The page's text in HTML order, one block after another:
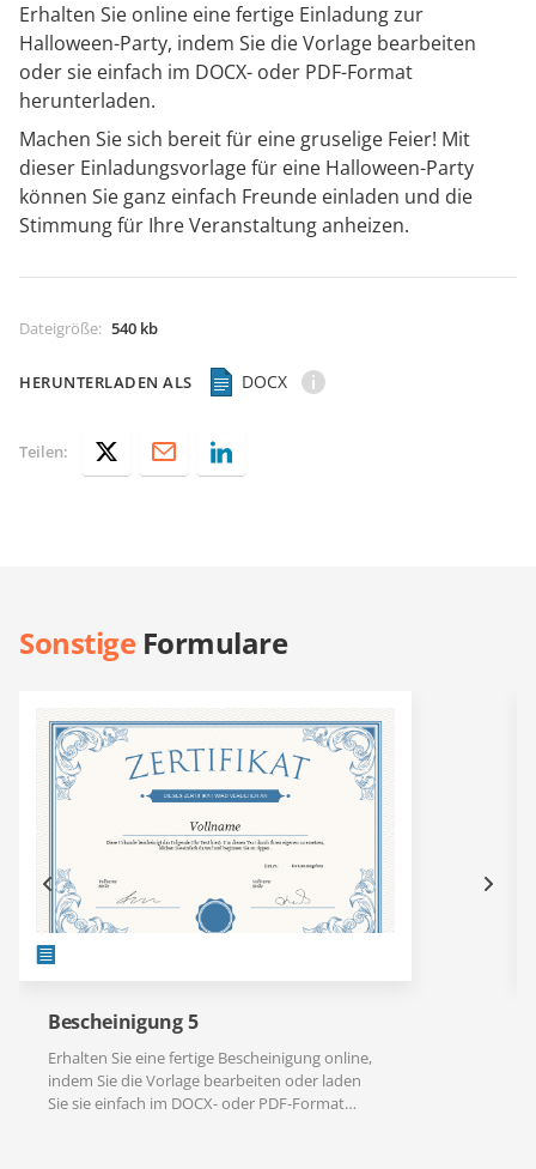
Erhalten Sie online eine fertige Einladung zur
Halloween-Party, indem Sie die Vorlage bearbeiten
oder sie einfach im DOCX- oder PDF-Format
herunterladen.
Machen Sie sich bereit für eine gruselige Feier! Mit
dieser Einladungsvorlage für eine Halloween-Party
können Sie ganz einfach Freunde einladen und die
Stimmung für Ihre Veranstaltung anheizen.
Dateigröße: 540 kb
HERUNTERLADEN ALS DOCX
Teilen:
SonstigeFormulare
Bescheinigung 5
Erhalten Sie eine fertige Bescheinigung online,
indem Sie die Vorlage bearbeiten oder laden
Sie sie einfach im DOCX- oder PDF-Format